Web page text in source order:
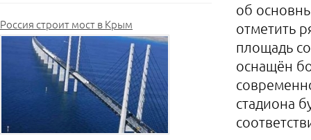
Россия строит мост в Крым
об
отметить
площадь
оснащён
стадиона